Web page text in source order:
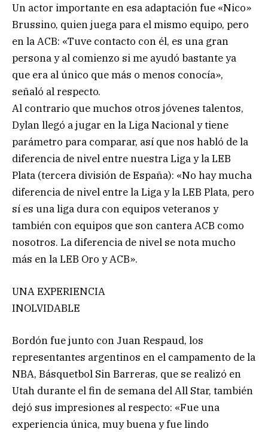
Un actor importante en esa adaptación fue «Nico»
Brussino, quien juega para el mismo equipo, pero
en la ACB: «Tuve contacto con él, es una gran
persona y al comienzo si me ayudó bastante ya
que era al único que más o menos conocía»,
señaló al respecto.
Al contrario que muchos otros jóvenes talentos,
Dylan llegó a jugar en la Liga Nacional y tiene
parámetro para comparar, así que nos habló de la
diferencia de nivel entre nuestra Liga y la LEB
Plata (tercera división de España): «No hay mucha
diferencia de nivel entre la Liga y la LEB Plata, pero
sí es una liga dura con equipos veteranos y
también con equipos que son cantera ACB como
nosotros. La diferencia de nivel se nota mucho
más en la LEB Oro y ACB».
UNA EXPERIENCIA
INOLVIDABLE
Bordón fue junto con Juan Respaud, los
representantes argentinos en el campamento de la
NBA, Básquetbol Sin Barreras, que se realizó en
Utah durante el fin de semana del All Star, también
dejó sus impresiones al respecto: «Fue una
experiencia única, muy buena y fue lindo